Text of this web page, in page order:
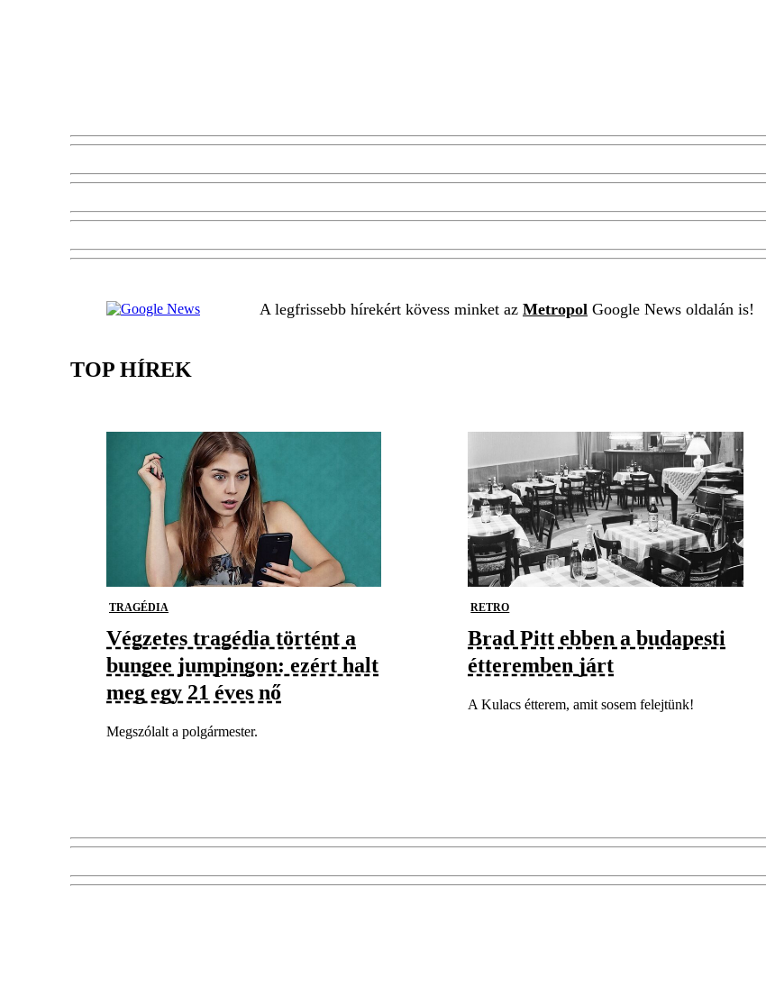
A legfrissebb hírekért kövess minket az Metropol Google News oldalán is!
TOP HÍREK
TRAGÉDIA
Végzetes tragédia történt a
bungee jumpingon: ezért halt
meg egy 21 éves nő
Megszólalt a polgármester.
RETRO
Brad Pitt ebben a budapesti
étteremben járt
A Kulacs étterem, amit sosem felejtünk!